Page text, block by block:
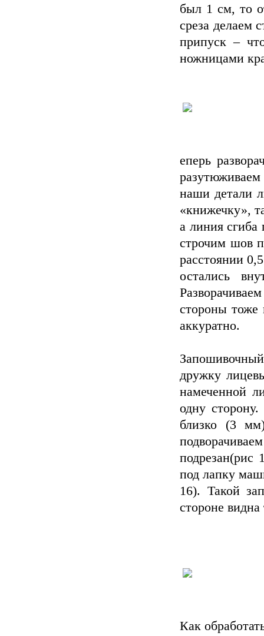
был 1 см, то
среза делаем
припуск –
ножницами
еперь
наши детали
«книжечку»,
а линия
строчим шов
расстоянии
остались
стороны тоже
аккуратно.
дружку
намеченной
одну
близко (3
подрезан(рис
под лапку
16). Такой
стороне видна
Как